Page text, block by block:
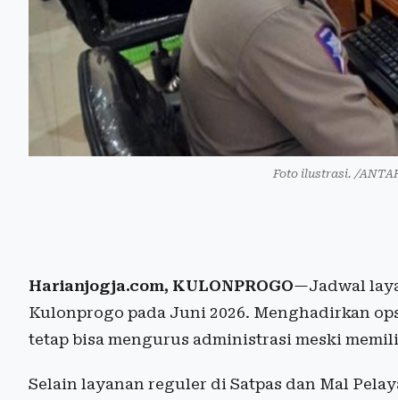
Foto ilustrasi. /
Harianjogja.com, KULONPROGO—Jadwal
Kulonprogo pada Juni 2026. Menghadirkan
tetap bisa mengurus administrasi meski
Selain layanan reguler di Satpas dan Mal